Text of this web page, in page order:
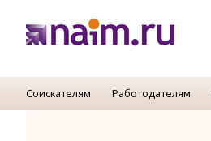
Соискателям Работодателям